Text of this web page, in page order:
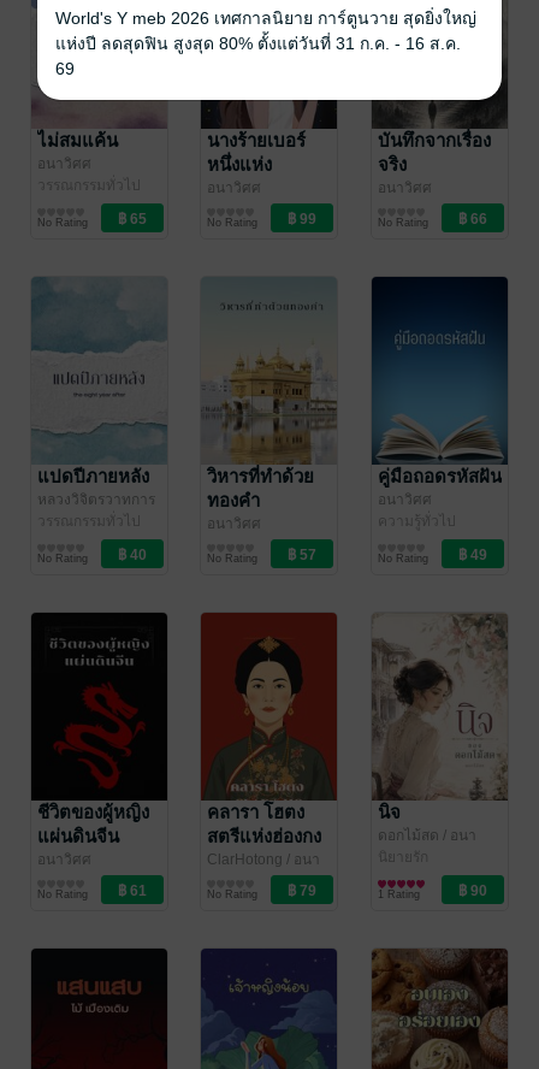
ไม่สมแค้น
อนาวิศศ
วรรณกรรมทั่วไป
No Rating
นางร้ายเบอร์
หนึ่งแห่ง
พระนคร
อนาวิศศ
วรรณกรรมทั่วไป
No Rating
บันทึกจากเรื่อง
จริง
อนาวิศศ
ความรู้ทั่วไป
No Rating
แปดปีภายหลัง
หลวงวิจิตรวาทการ
/ อนาวิศศ
วรรณกรรมทั่วไป
No Rating
วิหารที่ทำด้วย
ทองคำ
อนาวิศศ
ความรู้ทั่วไป
No Rating
คู่มือถอดรหัสฝัน
อนาวิศศ
ความรู้ทั่วไป
No Rating
ชีวิตของผู้หญิง
แผ่นดินจีน
อนาวิศศ
ประวัติศาสตร์
No Rating
คลารา โฮตง
สตรีแห่งฮ่องกง
ClarHotong / อนา
ประวัติศาสตร์
No Rating
นิจ
ดอกไม้สด / อนา
วิศศ
นิยายรัก
1 Rating
World's Y meb 2026 เทศกาลนิยาย การ์ตูนวาย สุดยิ่งใหญ่
แห่งปี ลดสุดฟิน สูงสุด 80% ตั้งแต่วันที่ 31 ก.ค. - 16 ส.ค.
69